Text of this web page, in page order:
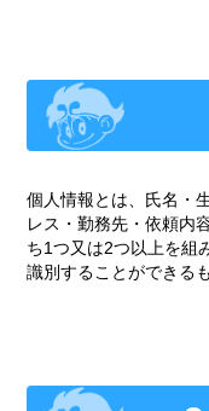
サイトマップ
アクセス
個人情報とは、氏名・
レス・勤務先・依頼内
ち1つ又は2つ以上を組
識別することができる